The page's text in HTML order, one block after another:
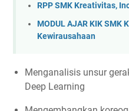
RPP SMK Kreativitas,
MODUL AJAR KIK SMK
Kewirausahaan
Menganalisis unsur
Deep Learning